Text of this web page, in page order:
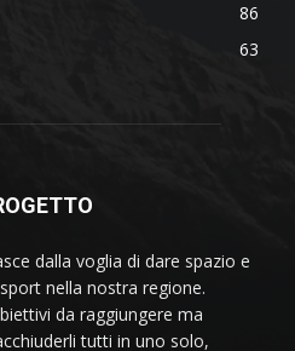
86
63
dalla voglia di dare spazio e
nella nostra regione.
da raggiungere ma
tutti in uno solo,